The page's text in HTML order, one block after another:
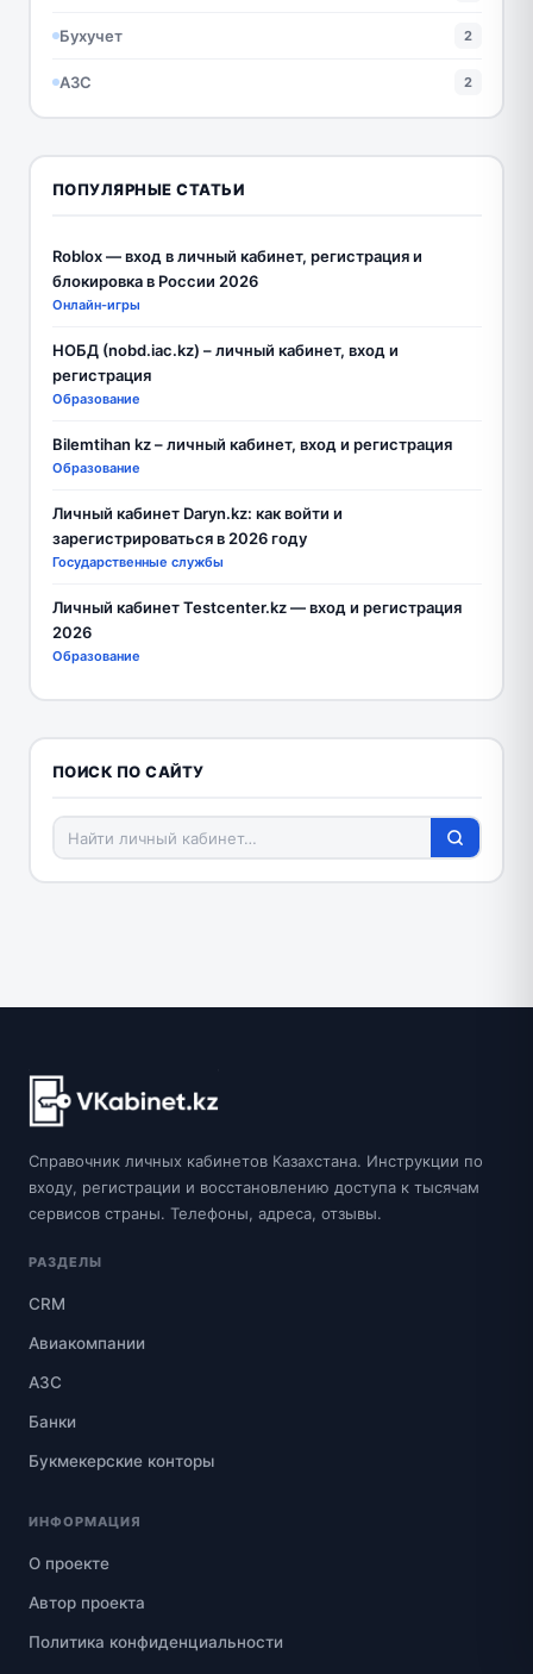
Бухучет 2
АЗС 2
ПОПУЛЯРНЫЕ СТАТЬИ
Roblox — вход в личный кабинет, регистрация и
блокировка в России 2026
Онлайн-игры
НОБД (nobd.iac.kz) – личный кабинет, вход и
регистрация
Образование
Bilemtihan kz – личный кабинет, вход и регистрация
Образование
Личный кабинет Daryn.kz: как войти и
зарегистрироваться в 2026 году
Государственные службы
Личный кабинет Testcenter.kz — вход и регистрация
2026
Образование
ПОИСК ПО САЙТУ
Справочник личных кабинетов Казахстана. Инструкции по
входу, регистрации и восстановлению доступа к тысячам
сервисов страны. Телефоны, адреса, отзывы.
РАЗДЕЛЫ
CRM
Авиакомпании
АЗС
Банки
Букмекерские конторы
ИНФОРМАЦИЯ
О проекте
Автор проекта
Политика конфиденциальности